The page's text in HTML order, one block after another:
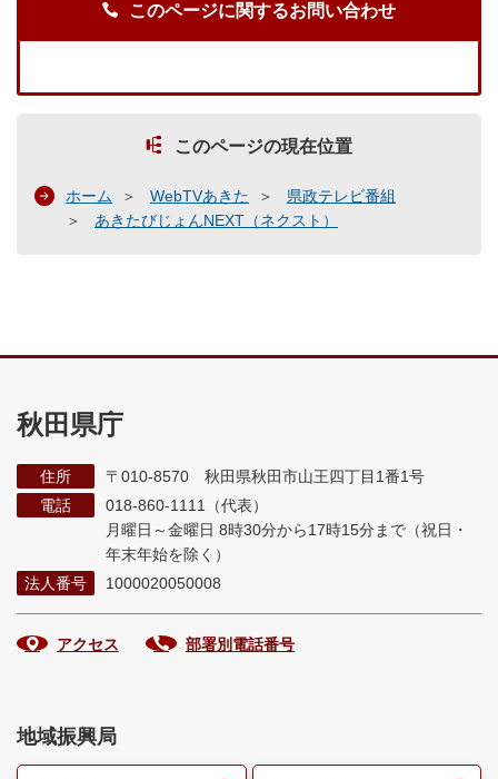
このページに関するお問い合わせ
このページの現在位置
ホーム WebTVあきた
県政テレビ番組
あきたびじょんNEXT（ネクスト）
秋田県庁
住所
〒010-8570 秋田県秋田市山王四丁目1番1号
電話
018-860-1111（代表）
月曜日～金曜日 8時30分から17時15分まで （祝日・
年末年始を除く）
法人番号
1000020050008
アクセス 部署別電話番号
地域振興局